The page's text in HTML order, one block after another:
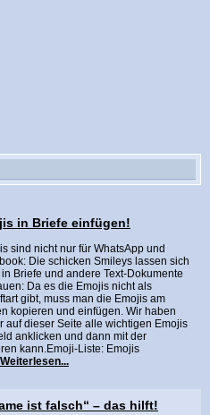
in Briefe einfügen!
sind nicht nur für WhatsApp und
Die schicken Smileys lassen sich
Briefe und andere Text-Dokumente
Da es die Emojis nicht als
gibt, muss man die Emojis am
kopieren und einfügen. Wir haben
auf dieser Seite alle wichtigen Emojis
anklicken und dann mit der
kann.Emoji-Liste: Emojis
Weiterlesen...
ist falsch“ – das hilft!